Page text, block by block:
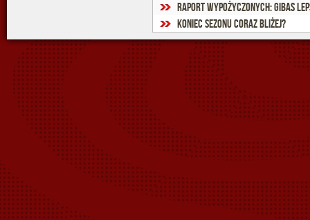
Raport wypożyczonych: Gibas
Koniec sezonu coraz bliżej?